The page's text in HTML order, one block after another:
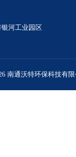
河工业园区
南通沃特环保科技有